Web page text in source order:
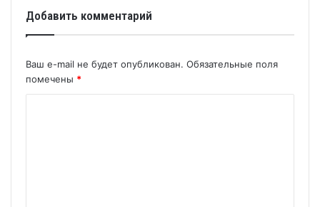
Добавить комментарий
Ваш e-mail не будет опубликован. Обязательные поля
помечены *